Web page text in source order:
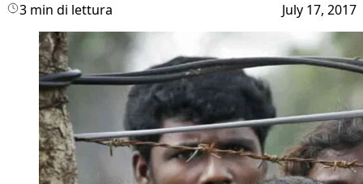
3 min di lettura July 17, 2017